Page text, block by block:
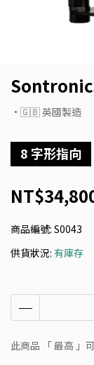
•🇬🇧 英國製造
8 字形指向
商品編號: S0043
供貨狀況: 有庫存
此商品 「 最高 」